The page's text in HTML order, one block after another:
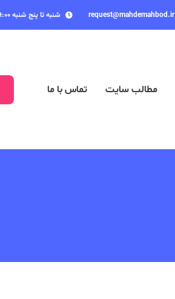
request@mahdemahbod.ir شنبه تا پنج شنبه ۰۹:۰۰ - ۱۵:۰۰
مطالب سایت تماس با ما